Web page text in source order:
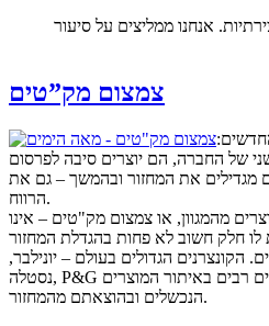
אנחנו ממליצים על סיעור
צמצום מק”טים
של החברה, הם יוצרים סיבה לפרסום
מגדילים את המחזור ובהמשך – גם את
הרווח.
מהמגוון, או צמצום מק"טים – אינו
לו חלק חשוב לא פחות בהגדלת המחזור
הקונצרנים הגדולים בעולם – יונילבר,
נסטלה, P&G ורבים אחרים משקיעים מאמצים רבים באיתור המוצרים
הנכשלים ובהוצאתם מהמחזור.